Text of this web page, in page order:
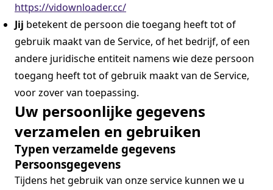
https://vidownloader.cc/
Jij betekent de persoon die toegang heeft tot of
gebruik maakt van de Service, of het bedrijf, of een
andere juridische entiteit namens wie deze persoon
toegang heeft tot of gebruik maakt van de Service,
voor zover van toepassing.
Uw persoonlijke gegevens
verzamelen en gebruiken
Typen verzamelde gegevens
Persoonsgegevens
Tijdens het gebruik van onze service kunnen we u